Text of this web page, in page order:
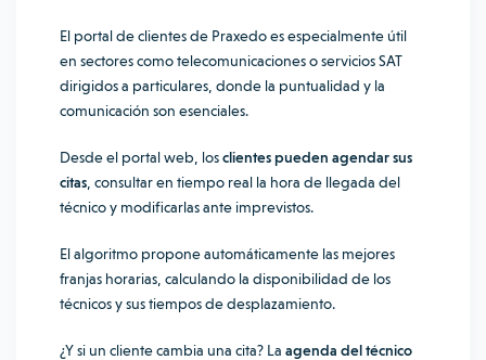
El portal de clientes de Praxedo es especialmente útil
en sectores como telecomunicaciones o servicios SAT
dirigidos a particulares, donde la puntualidad y la
comunicación son esenciales.
Desde el portal web, losclientes pueden agendar sus
citas , consultar en tiempo real la hora de llegada del
técnico y modificarlas ante imprevistos.
El algoritmo propone automáticamente las mejores
franjas horarias, calculando la disponibilidad de los
técnicos y sus tiempos de desplazamiento.
¿Y si un cliente cambia una cita? La agenda del técnico